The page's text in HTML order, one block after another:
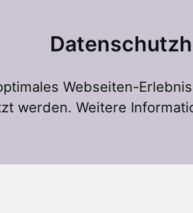
Webseiten-
werden. Weitere